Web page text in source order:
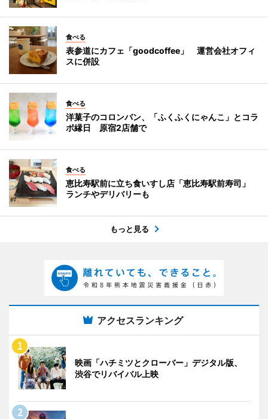
食べる
表参道にカフェ「goodcoffee」 運営会社オフィ
スに併設
食べる
洋菓子のコロンバン、「ふくふくにゃんこ」とコラ
ボ縁日 原宿2店舗で
食べる
恵比寿駅前に立ち食いすし店「恵比寿駅前寿司」
ランチやデリバリーも
もっと見る
アクセスランキング
映画「ハチミツとクローバー」デジタル版、
渋谷でリバイバル上映